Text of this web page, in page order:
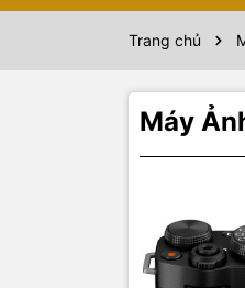
Trang chủ
Máy